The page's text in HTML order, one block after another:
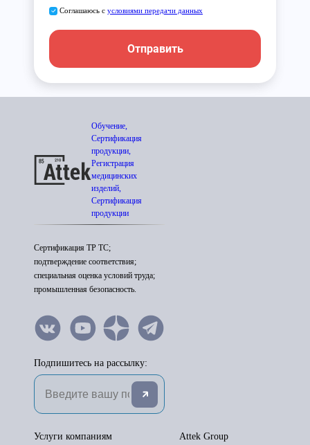
Соглашаюсь с условиями передачи данных
Отправить
Обучение,
Сертификация
продукции,
Регистрация
медицинских
изделий,
Сертификация
продукции
Сертификация ТР ТС;
подтверждение соответствия;
специальная оценка условий труда;
промышленная безопасность.
Подпишитесь на рассылку:
Attek Group
Услуги компаниям